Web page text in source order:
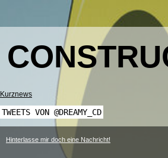
Kurznews
TWEETS VON @DREAMY_CD
Hinterlasse mir doch eine Nachricht!